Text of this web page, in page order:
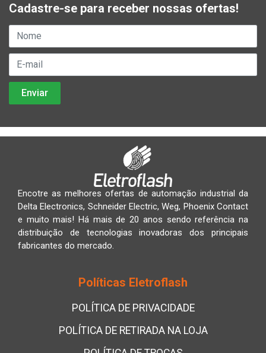
Cadastre-se para receber nossas ofertas!
Encotre as melhores ofertas de automação industrial da
Delta Electronics, Schneider Electric, Weg, Phoenix Contact
e muito mais! Há mais de 20 anos sendo referência na
distribuição de tecnologias inovadoras dos principais
fabricantes do mercado.
Políticas Eletroflash
POLÍTICA DE PRIVACIDADE
POLÍTICA DE RETIRADA NA LOJA